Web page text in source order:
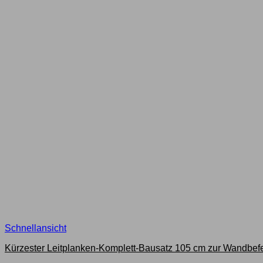
Schnellansicht
Kürzester Leitplanken-Komplett-Bausatz 105 cm zur